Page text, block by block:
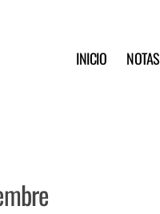
INICIO NOTAS